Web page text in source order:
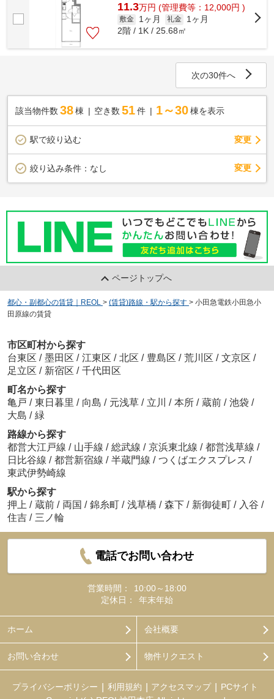
11.3万円 (管理費等：12,000円 )
敷金 1ヶ月 礼金
1ヶ月
2階 / 1K / 25.68㎡
次の30件へ
該当物件数 38棟 空き数 51 件 1～30 棟を表示
駅で絞り込む 変更
絞り込み条件： なし 変更
ページトップへ
都心・副都心の賃貸｜REOL > (賃貸)路線・駅から探す > 小田急電鉄小田急小
田原線の賃貸
市区町村から探す
台東区 / 墨田区 / 江東区 / 北区 / 豊島区 / 荒川区 / 文京区 /
足立区 / 新宿区 / 千代田区
町名から探す
亀戸 / 東日暮里 / 向島 / 元浅草 / 立川 / 本所 / 蔵前 / 池袋 /
大島 / 緑
路線から探す
都営大江戸線 / 山手線 / 総武線 / 京浜東北線 / 都営浅草線 /
日比谷線 / 都営新宿線 / 半蔵門線 / つくばエクスプレス /
東武伊勢崎線
駅から探す
押上 / 蔵前 / 両国 / 錦糸町 / 浅草橋 / 森下 / 新御徒町 / 入谷 /
住吉 / 三ノ輪
電話でお問い合わせ
営業時間：
10:00～18:00
定休日：
年末年始
ホーム 会社概要
お問い合わせ 物件リクエスト
プライバシーポリシー 利用規約 アクセスマップ
PCサイト